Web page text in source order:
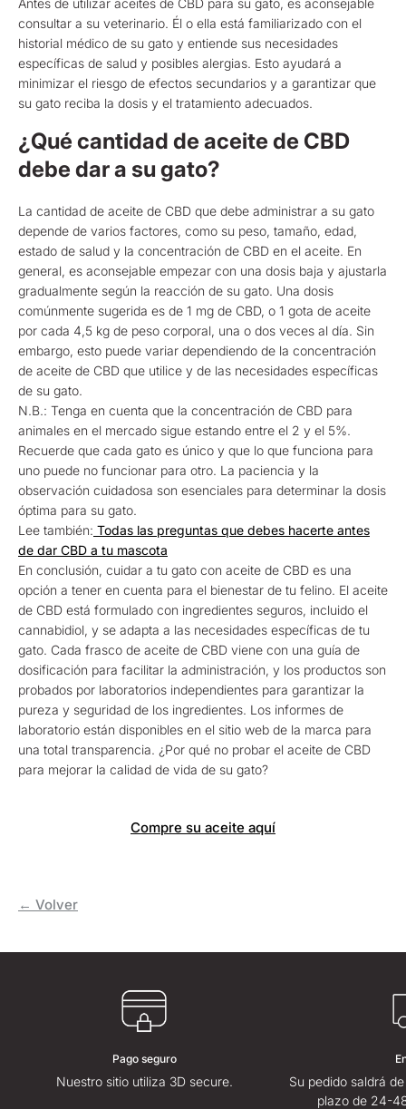
Antes de utilizar aceites de CBD para su gato, es aconsejable
consultar a su veterinario. Él o ella está familiarizado con el
historial médico de su gato y entiende sus necesidades
específicas de salud y posibles alergias. Esto ayudará a
minimizar el riesgo de efectos secundarios y a garantizar que
su gato reciba la dosis y el tratamiento adecuados.
¿Qué cantidad de aceite de CBD
debe dar a su gato?
La cantidad de aceite de CBD que debe administrar a su gato
depende de varios factores, como su peso, tamaño, edad,
estado de salud y la concentración de CBD en el aceite. En
general, es aconsejable empezar con una dosis baja y ajustarla
gradualmente según la reacción de su gato. Una dosis
comúnmente sugerida es de 1 mg de CBD, o 1 gota de aceite
por cada 4,5 kg de peso corporal, una o dos veces al día. Sin
embargo, esto puede variar dependiendo de la concentración
de aceite de CBD que utilice y de las necesidades específicas
de su gato.
N.B.: Tenga en cuenta que la concentración de CBD para
animales en el mercado sigue estando entre el 2 y el 5%.
Recuerde que cada gato es único y que lo que funciona para
uno puede no funcionar para otro. La paciencia y la
observación cuidadosa son esenciales para determinar la dosis
óptima para su gato.
Lee también: Todas las preguntas que debes hacerte antes
de dar CBD a tu mascota
En conclusión, cuidar a tu gato con aceite de CBD es una
opción a tener en cuenta para el bienestar de tu felino. El aceite
de CBD está formulado con ingredientes seguros, incluido el
cannabidiol, y se adapta a las necesidades específicas de tu
gato. Cada frasco de aceite de CBD viene con una guía de
dosificación para facilitar la administración, y los productos son
probados por laboratorios independientes para garantizar la
pureza y seguridad de los ingredientes. Los informes de
laboratorio están disponibles en el sitio web de la marca para
una total transparencia. ¿Por qué no probar el aceite de CBD
para mejorar la calidad de vida de su gato?
Compre su aceite aquí
← Volver
Pago seguro
Nuestro sitio utiliza 3D secure.
Su pedido saldrá
plazo de 24-